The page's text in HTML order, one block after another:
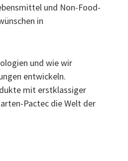
und Non-Food-
in
und wie wir
entwickeln.
mit erstklassiger
Pactec die Welt der